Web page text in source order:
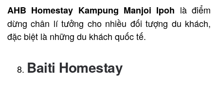
AHB Homestay Kampung Manjoi Ipoh là điểm
dừng chân lí tưởng cho nhiều đối tượng du khách,
đặc biệt là những du khách quốc tế.
Baiti Homestay